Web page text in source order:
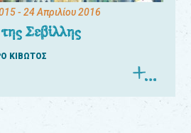
- 24 Απριλίου 2016
Σεβίλλης
ΚΙΒΩΤΟΣ